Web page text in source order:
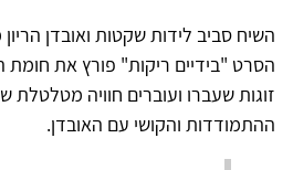
השיח סביב לידות שקטות ואובדן
הסרט "בידיים ריקות" פורץ את חומת
זוגות שעברו ועוברים חוויה מטלטלת
ההתמודדות והקושי עם האובדן.